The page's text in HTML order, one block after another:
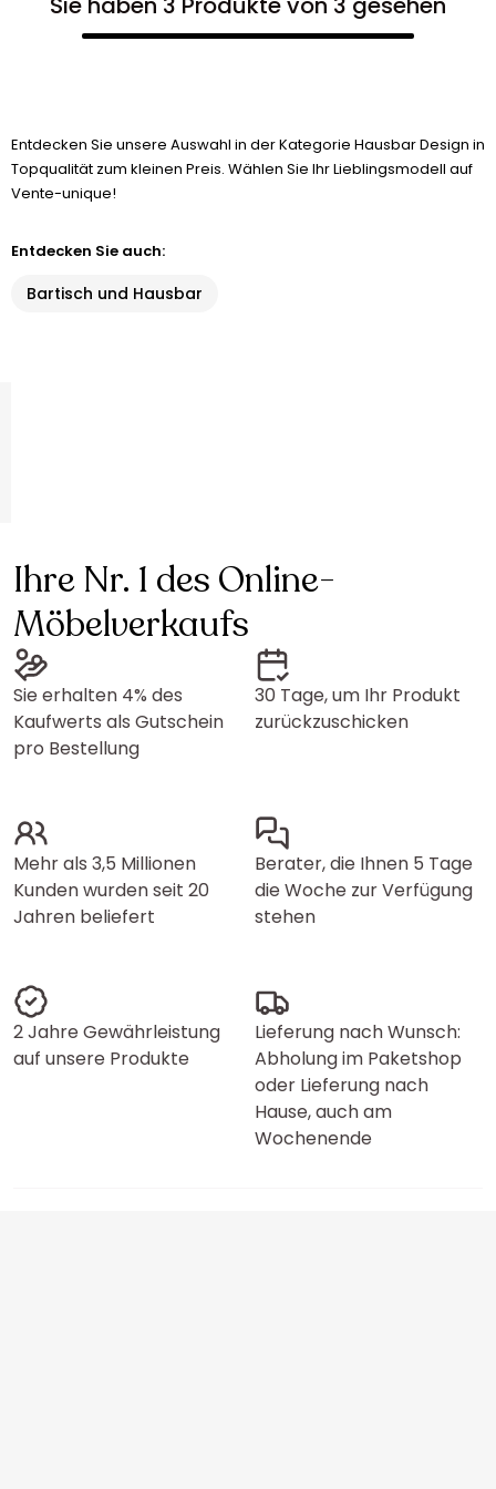
Entdecken Sie unsere Auswahl in der Kategorie Hausbar Design in
Topqualität zum kleinen Preis. Wählen Sie Ihr Lieblingsmodell auf
Vente-unique!
Entdecken Sie auch:
Bartisch und Hausbar
Ihre Nr. 1 des Online-
Möbelverkaufs
Sie erhalten 4% des
Kaufwerts als Gutschein
pro Bestellung
30 Tage, um Ihr Produkt
zurückzuschicken
Mehr als 3,5 Millionen
Kunden wurden seit 20
Jahren beliefert
Berater, die Ihnen 5 Tage
die Woche zur Verfügung
stehen
2 Jahre Gewährleistung
auf unsere Produkte
Lieferung nach Wunsch:
Abholung im Paketshop
oder Lieferung nach
Hause, auch am
Wochenende